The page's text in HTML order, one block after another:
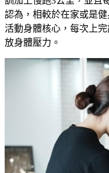
認為，相較於在家或是
活動身體核心，每次上
放身體壓力。